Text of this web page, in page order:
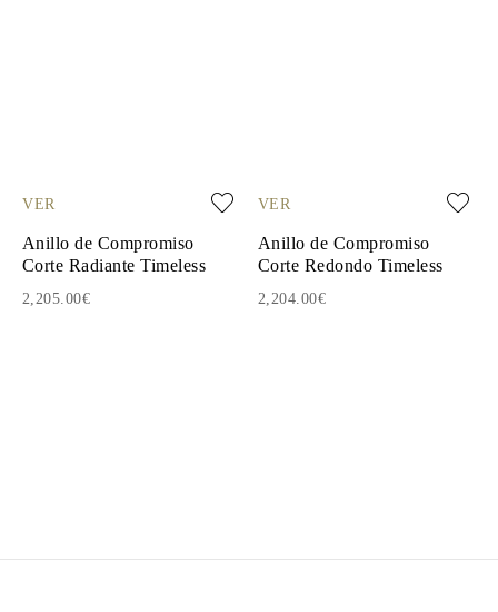
VER
Anillo de Compromiso
Corte Radiante Timeless
2,205.00€
VER
Anillo de Compromiso
Corte Redondo Timeless
2,204.00€
7